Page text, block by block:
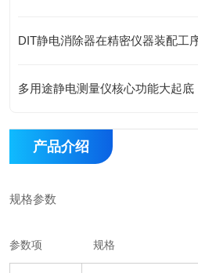
DIT静电消除器在精密仪器装配工
产品介绍
规格参数
参数项 规格